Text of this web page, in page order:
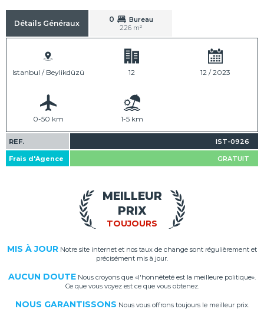
Détails Généraux 0
Bureau
226 m²
Istanbul / Beylikdüzü 12 12 / 2023
0-50 km 1-5 km
REF. IST-0926
Frais d'Agence GRATUIT
TOUJOURS
MEILLEUR
PRIX
MIS À JOUR Notre site internet et nos taux de change sont régulièrement et
précisément mis à jour.
AUCUN DOUTE Nous croyons que «l'honnêteté est la meilleure politique».
Ce que vous voyez est ce que vous obtenez.
NOUS GARANTISSONS Nous vous offrons toujours le meilleur prix.